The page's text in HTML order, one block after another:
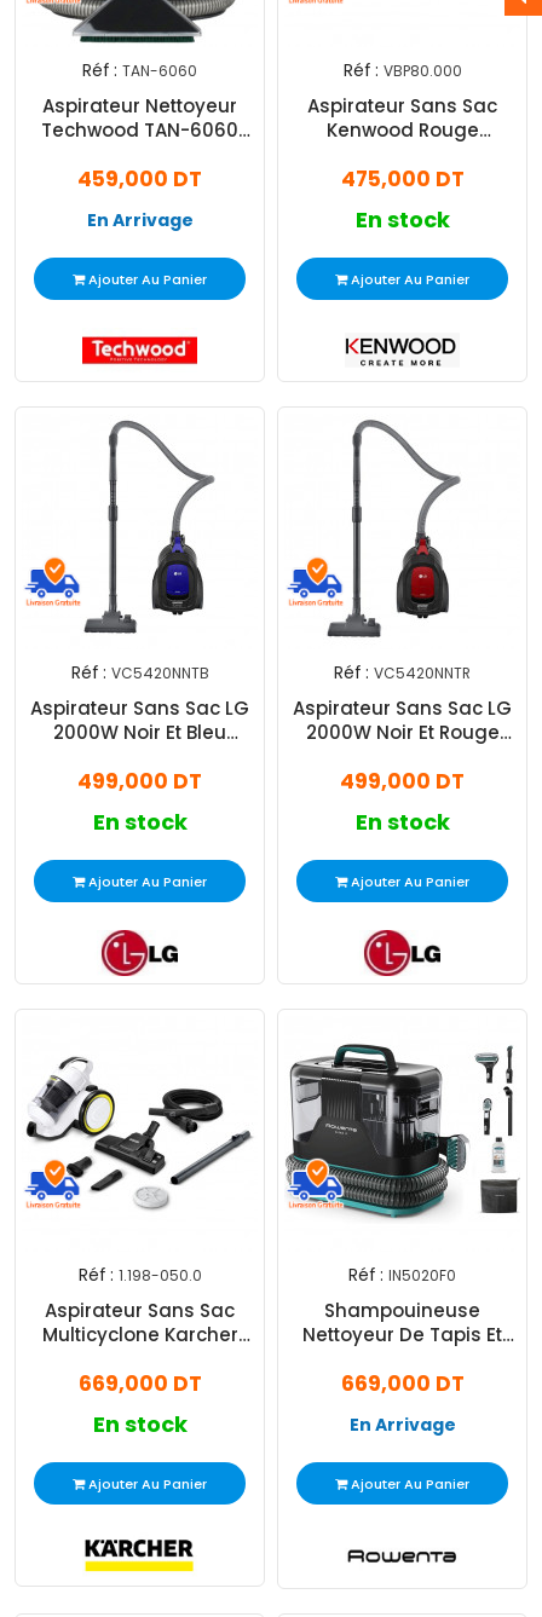
Réf : TAN-6060
Aspirateur Nettoyeur
Techwood TAN-6060
459,000 DT
En Arrivage
Ajouter Au Panier
Réf : VBP80.000
Aspirateur Sans Sac
Kenwood Rouge
475,000 DT
En stock
Ajouter Au Panier
Réf : VC5420NNTB
Aspirateur Sans Sac LG
2000W Noir Et Bleu
499,000 DT
En stock
Ajouter Au Panier
Réf : VC5420NNTR
Aspirateur Sans Sac LG
2000W Noir Et Rouge
499,000 DT
En stock
Ajouter Au Panier
Réf : 1.198-050.0
Aspirateur Sans Sac
Multicyclone Karcher
669,000 DT
En stock
Ajouter Au Panier
Réf : IN5020F0
Shampouineuse
Nettoyeur De Tapis Et
750W Noir
669,000 DT
En Arrivage
Ajouter Au Panier